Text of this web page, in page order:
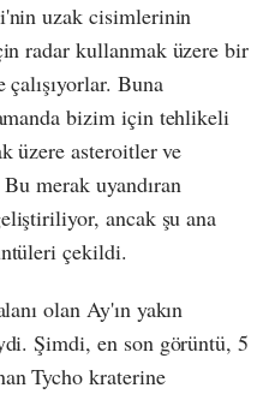
uzak cisimlerinin
radar kullanmak üzere bir
Buna
bizim için tehlikeli
üzere asteroitler ve
merak uyandıran
ancak şu ana
çekildi.
olan Ay'ın yakın
Şimdi, en son görüntü, 5
Tycho kraterine